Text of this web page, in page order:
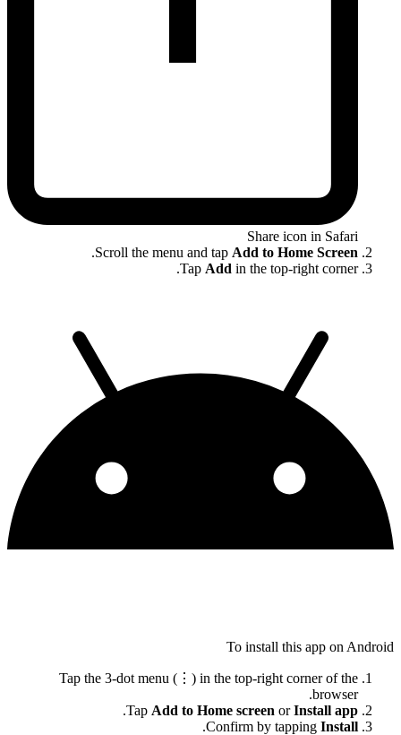
Share icon in Safari
Scroll the menu and tap Add to Home Screen
.
Tap Add in the top-right corner.
To install this app on Android
Tap the 3-dot menu (⋮) in the top-right corner of the
browser.
Tap Add to Home screen orInstall app
.
Confirm by tapping Install
.